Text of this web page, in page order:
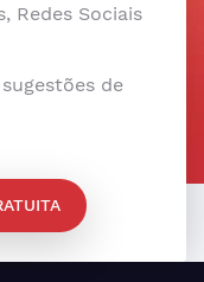
Redes Sociais
de